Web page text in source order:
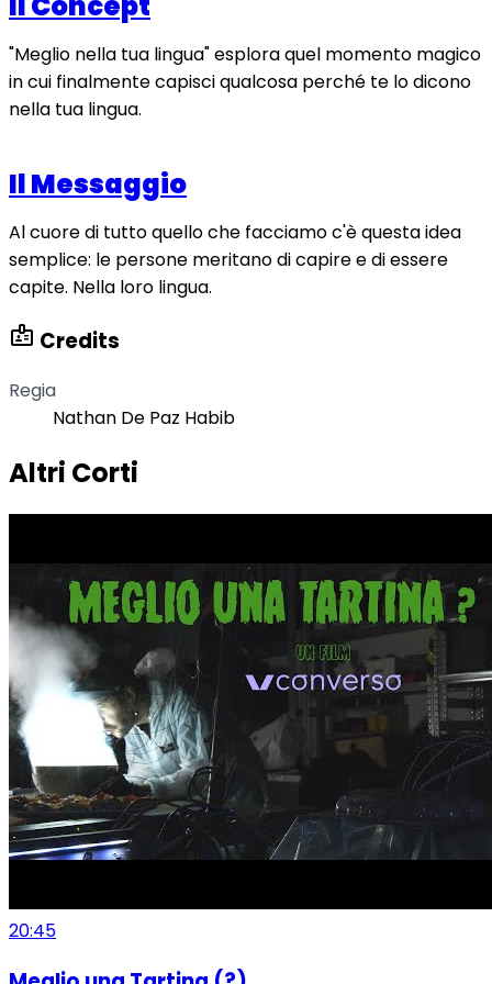
"Meglio nella tua lingua" esplora quel momento magico
in cui finalmente capisci qualcosa perché te lo dicono
nella tua lingua.
Il Messaggio
Al cuore di tutto quello che facciamo c'è questa idea
semplice: le persone meritano di capire e di essere
capite. Nella loro lingua.
badge Credits
Regia
Nathan De Paz Habib
Altri Corti
20:45